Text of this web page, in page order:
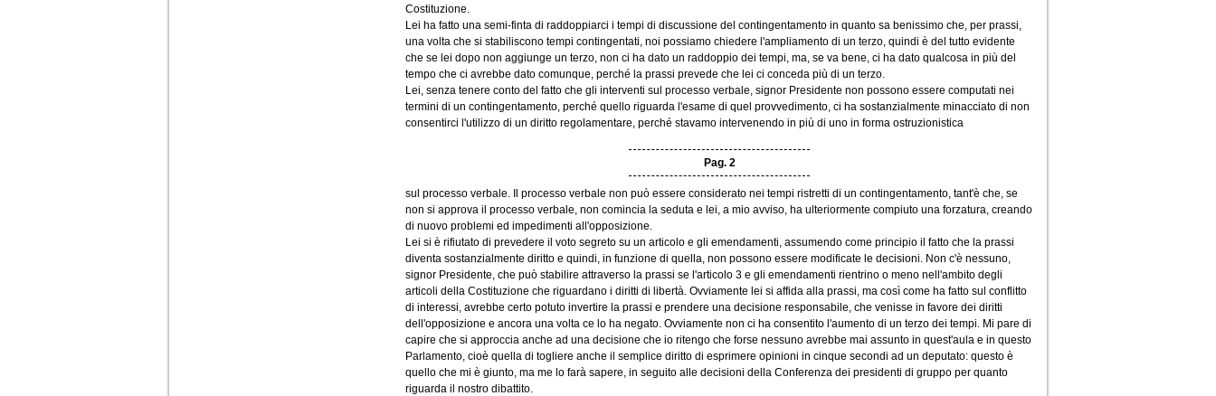
Costituzione.
Lei ha fatto una semi-finta di raddoppiarci i tempi di discussione del contingentamento in quanto sa benissimo che, per prassi,
una volta che si stabiliscono tempi contingentati, noi possiamo chiedere l'ampliamento di un terzo, quindi è del tutto evidente
che se lei dopo non aggiunge un terzo, non ci ha dato un raddoppio dei tempi, ma, se va bene, ci ha dato qualcosa in più del
tempo che ci avrebbe dato comunque, perché la prassi prevede che lei ci conceda più di un terzo.
Lei, senza tenere conto del fatto che gli interventi sul processo verbale, signor Presidente non possono essere computati nei
termini di un contingentamento, perché quello riguarda l'esame di quel provvedimento, ci ha sostanzialmente minacciato di non
consentirci l'utilizzo di un diritto regolamentare, perché stavamo intervenendo in più di uno in forma ostruzionistica
Pag. 2
sul processo verbale. Il processo verbale non può essere considerato nei tempi ristretti di un contingentamento, tant'è che, se
non si approva il processo verbale, non comincia la seduta e lei, a mio avviso, ha ulteriormente compiuto una forzatura, creando
di nuovo problemi ed impedimenti all'opposizione.
Lei si è rifiutato di prevedere il voto segreto su un articolo e gli emendamenti, assumendo come principio il fatto che la prassi
diventa sostanzialmente diritto e quindi, in funzione di quella, non possono essere modificate le decisioni. Non c'è nessuno,
signor Presidente, che può stabilire attraverso la prassi se l'articolo 3 e gli emendamenti rientrino o meno nell'ambito degli
articoli della Costituzione che riguardano i diritti di libertà. Ovviamente lei si affida alla prassi, ma così come ha fatto sul conflitto
di interessi, avrebbe certo potuto invertire la prassi e prendere una decisione responsabile, che venisse in favore dei diritti
dell'opposizione e ancora una volta ce lo ha negato. Ovviamente non ci ha consentito l'aumento di un terzo dei tempi. Mi pare di
capire che si approccia anche ad una decisione che io ritengo che forse nessuno avrebbe mai assunto in quest'aula e in questo
Parlamento, cioè quella di togliere anche il semplice diritto di esprimere opinioni in cinque secondi ad un deputato: questo è
quello che mi è giunto, ma me lo farà sapere, in seguito alle decisioni della Conferenza dei presidenti di gruppo per quanto
riguarda il nostro dibattito.